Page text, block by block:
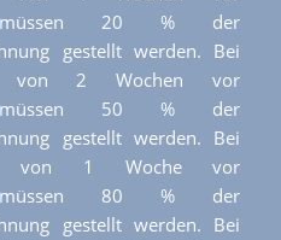
müssen 20 % der
gestellt werden. Bei
von 2 Wochen vor
müssen 50 % der
gestellt werden. Bei
von 1 Woche vor
müssen 80 % der
gestellt werden. Bei